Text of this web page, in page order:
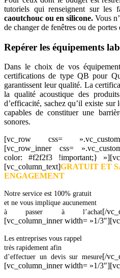
tutoriels qui renseignent sur les
caoutchouc ou en silicone. Vous
de changer de fenêtres ou de portes
Repérer les équipements
Dans le choix de vos
certifications de type QB pour
garantissent leur qualité. La
la qualité acoustique des
d’efficacité, sachez qu’il existe
capables de constituer une
sonores.
[vc_row css=
[vc_row_inner css=
color: #f2f2f3 !important;}
[vc_column_text]GRATUIT ET
ENGAGEMENT
Notre service est 100% gratuit
et ne vous implique aucunement
à passer à l’achat[/
[vc_column_inner width= »1/
Les entreprises vous rappel
très rapidement afin
d’effectuer un devis sur mesure[/
[vc_column_inner width= »1/